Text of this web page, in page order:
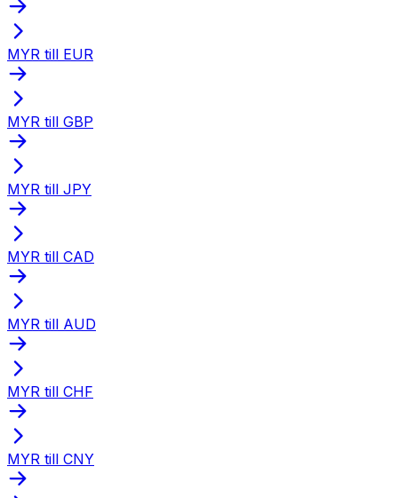
MYR till EUR
MYR till GBP
MYR till JPY
MYR till CAD
MYR till AUD
MYR till CHF
MYR till CNY